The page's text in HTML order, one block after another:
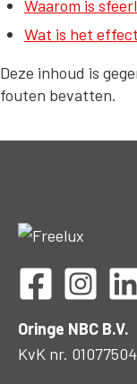
Waarom is
Wat is het
Deze inhoud is
fouten bevatten.
Oringe NBC B.V.
KvK nr. 01077504